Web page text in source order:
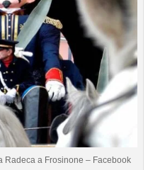
Radeca a Frosinone – Facebook